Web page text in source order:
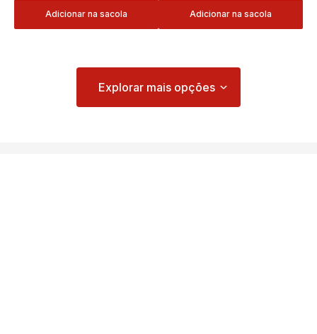
Adicionar na sacola Adicionar na sacola